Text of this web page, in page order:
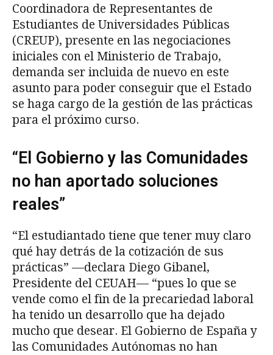
Coordinadora de Representantes de
Estudiantes de Universidades Públicas
(CREUP), presente en las negociaciones
iniciales con el Ministerio de Trabajo,
demanda ser incluida de nuevo en este
asunto para poder conseguir que el Estado
se haga cargo de la gestión de las prácticas
para el próximo curso.
“El Gobierno y las Comunidades
no han aportado soluciones
reales”
“El estudiantado tiene que tener muy claro
qué hay detrás de la cotización de sus
prácticas” —declara Diego Gibanel,
Presidente del CEUAH— “pues lo que se
vende como el fin de la precariedad laboral
ha tenido un desarrollo que ha dejado
mucho que desear. El Gobierno de España y
las Comunidades Autónomas no han